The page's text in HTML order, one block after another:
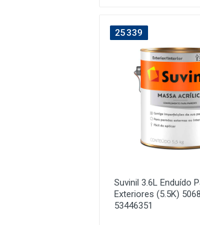
25339
Suvinil 3.6L Enduído
Exteriores (5.5K)
53446351